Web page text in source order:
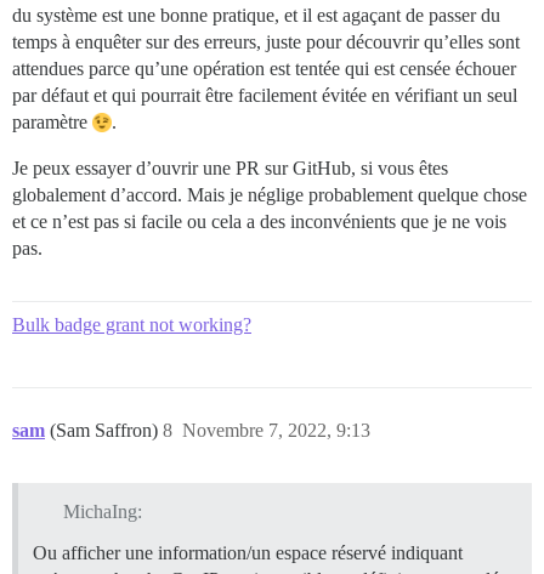
du système est une bonne pratique, et il est agaçant de passer du
temps à enquêter sur des erreurs, juste pour découvrir qu’elles sont
attendues parce qu’une opération est tentée qui est censée échouer
par défaut et qui pourrait être facilement évitée en vérifiant un seul
paramètre
.
Je peux essayer d’ouvrir une PR sur GitHub, si vous êtes
globalement d’accord. Mais je néglige probablement quelque chose
et ce n’est pas si facile ou cela a des inconvénients que je ne vois
pas.
Bulk badge grant not working?
sam (Sam Saffron) Novembre 7, 2022, 9:13
8
MichaIng:
Ou afficher une information/un espace réservé indiquant